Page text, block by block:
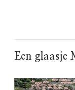
Een glaasje